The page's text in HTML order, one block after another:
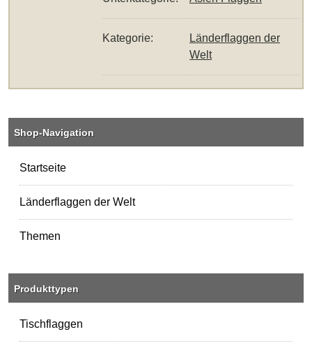
Kategorie:
Länderflaggen der
Welt
Shop-Navigation
Startseite
Länderflaggen der Welt
Themen
Produkttypen
Tischflaggen